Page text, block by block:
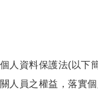
人資料保護法(以下
人員之權益，落實個